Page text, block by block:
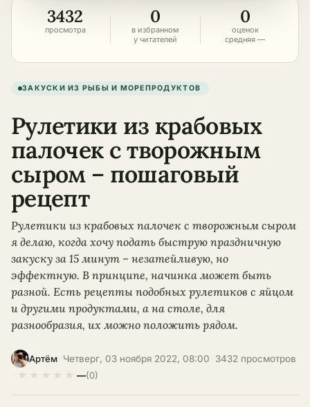
3432
просмотра
0
в избранном
у читателей
0
оценок
средняя —
ЗАКУСКИ ИЗ РЫБЫ И МОРЕПРОДУКТОВ
Рулетики из крабовых
палочек с творожным
сыром – пошаговый
рецепт
Рулетики из крабовых палочек с творожным сыром
я делаю, когда хочу подать быструю праздничную
закуску за 15 минут – незатейливую, но
эффектную. В принципе, начинка может быть
разной. Есть рецепты подобных рулетиков с яйцом
и другими продуктами, а на столе, для
разнообразия, их можно положить рядом.
Артём Четверг, 03 ноября 2022, 08:00
3432 просмотров
★ ★ ★ ★ ★ —(0)